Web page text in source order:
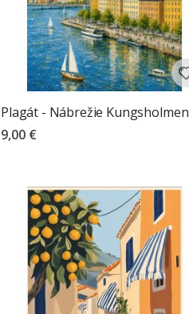
Plagát - Nábrežie Kungsholmen
9,00 €